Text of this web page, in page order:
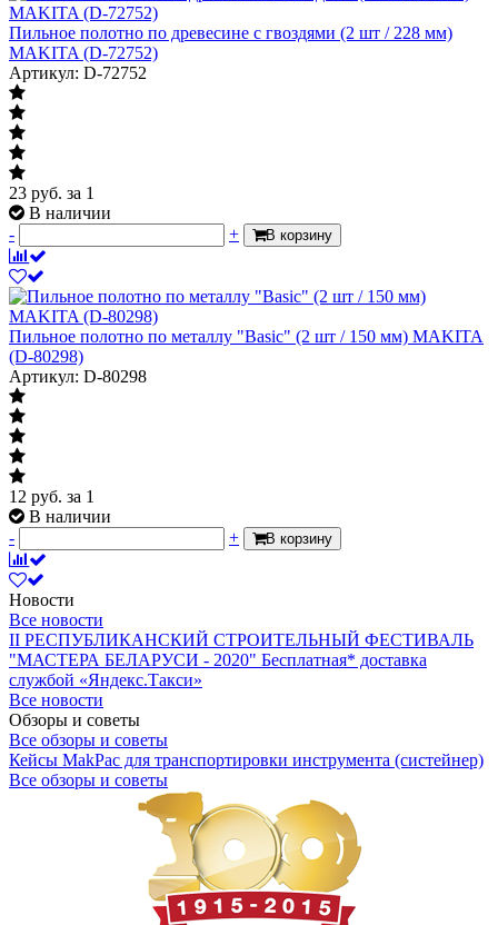
Пильное полотно по древесине с гвоздями (2 шт / 228 мм)
MAKITA (D-72752)
Артикул: D-72752
23 руб. за 1
В наличии
-
+ В корзину
Пильное полотно по металлу "Basic" (2 шт / 150 мм) MAKITA
(D-80298)
Артикул: D-80298
12 руб. за 1
В наличии
-
+ В корзину
Новости
Все новости
II РЕСПУБЛИКАНСКИЙ СТРОИТЕЛЬНЫЙ ФЕСТИВАЛЬ
"МАСТЕРА БЕЛАРУСИ - 2020" Бесплатная* доставка
службой «Яндекс.Такси»
Все новости
Обзоры и советы
Все обзоры и советы
Кейсы MakPac для транспортировки инструмента (систейнер)
Все обзоры и советы